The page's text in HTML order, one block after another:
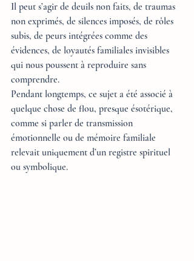
Il peut s’agir de deuils non faits, de traumas
non exprimés, de silences imposés, de rôles
subis, de peurs intégrées comme des
évidences, de loyautés familiales invisibles
qui nous poussent à reproduire sans
comprendre.
Pendant longtemps, ce sujet a été associé à
quelque chose de flou, presque ésotérique,
comme si parler de transmission
émotionnelle ou de mémoire familiale
relevait uniquement d’un registre spirituel
ou symbolique.